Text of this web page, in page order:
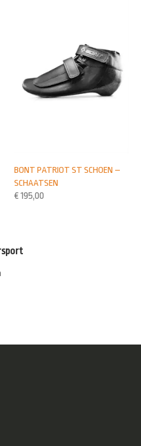
BONT PATRIOT ST SCHOEN –
SCHAATSEN
€ 195,00